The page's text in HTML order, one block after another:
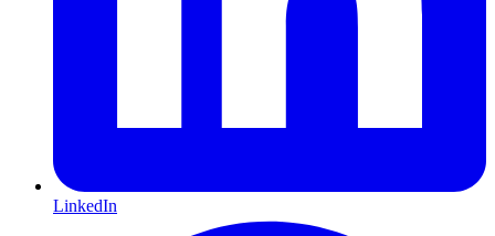
LinkedIn